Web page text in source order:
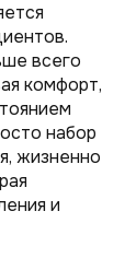
всего
комфорт,
набор
жизненно
и